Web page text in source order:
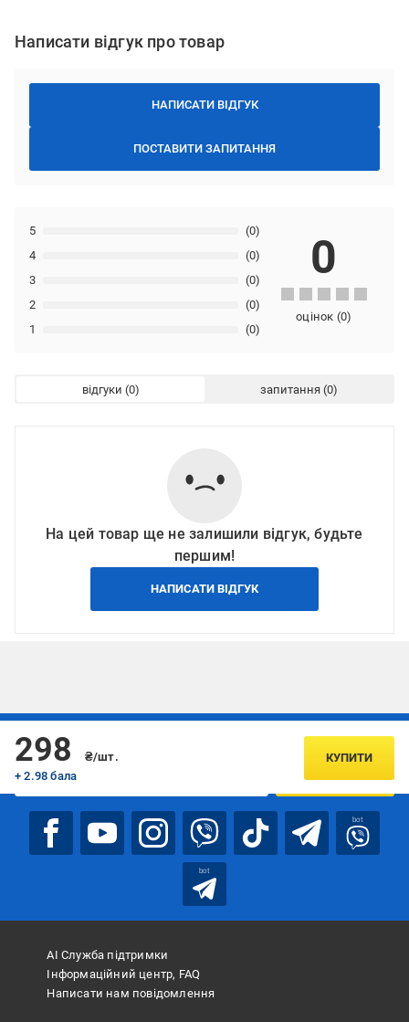
Написати відгук про товар
НАПИСАТИ ВІДГУК
ПОСТАВИТИ ЗАПИТАННЯ
1 (0)
2 (0)
3 (0)
4 (0)
5 (0)
0
оцінок (0)
відгуки запитання
На цей товар ще не залишили відгук, будьте
першим!
НАПИСАТИ ВІДГУК
298
₴/шт.
+ 2.98 бала
КУПИТИ
Підписуйтесь, щоб дізнаватись першим про акції та пропозиції
ПІДПИСАТИСЯ
bot
bot
АІ Служба підтримки
Інформаційний центр, FAQ
Написати нам повідомлення